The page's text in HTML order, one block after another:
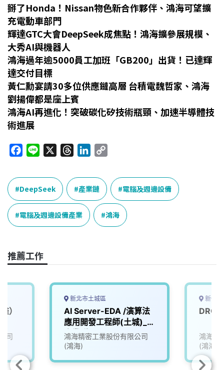
掰了Honda！Nissan物色新合作夥伴、鴻海可望擴
充電動車部門
輝達GTC大會DeepSeek成焦點！鴻海擴參展規模、
大秀AI與機器人
鴻海過年逾5000員工加班「GB200」出貨！已達輝
達交付目標
黃仁勳宴請30多位供應鏈高層 台積電魏哲家、鴻海
劉揚偉都是座上賓
鴻海AI再進化！突破碳化矽技術瓶頸、加速半導體技
術進展
c
e
b
o
o
n
e
r
e
a
d
s
n
k
e
d
y
L
i
n
DeepSeek 產業鏈 電腦及週邊設備
電腦及週邊設備產業 鴻海
推薦工作
）
司
新北市土城區
AI Server-EDA /演算法
應用開發工程師(土城)_E
事業群
鴻海精密工業股份有限公司
(鴻海)
新竹市
DRC/
鴻海精
(鴻海)